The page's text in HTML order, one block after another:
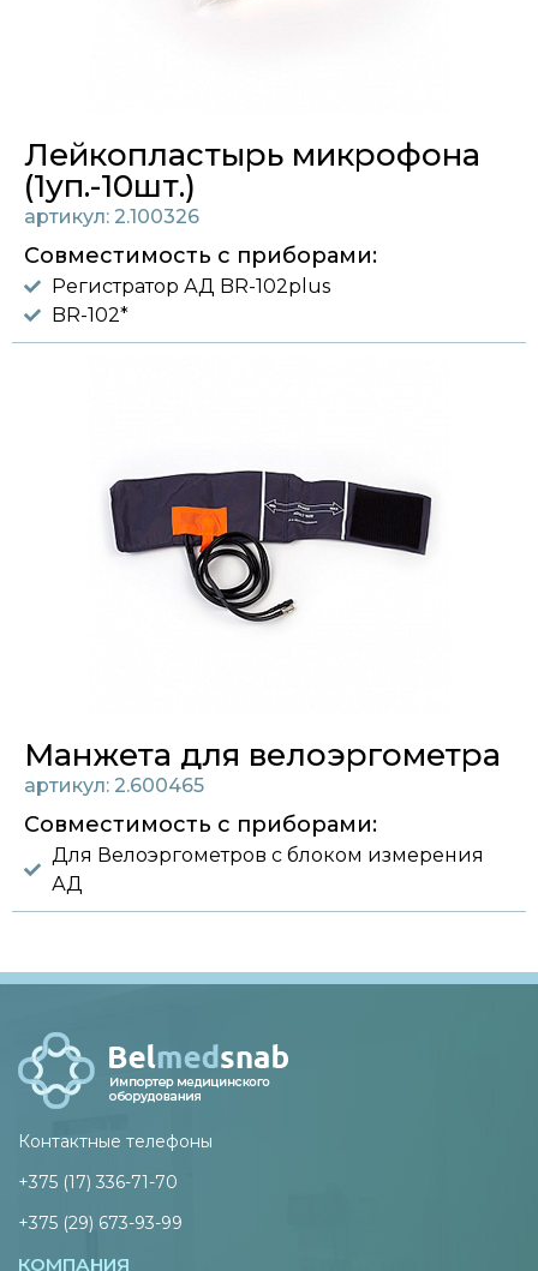
Лейкопластырь микрофона
(1уп.-10шт.)
артикул: 2.100326
Совместимость с приборами:
Регистратор АД BR-102plus
BR-102*
Манжета для велоэргометра
артикул: 2.600465
Совместимость с приборами:
Для Велоэргометров с блоком измерения
АД
Контактные телефоны
+375 (17) 336-71-70
+375 (29) 673-93-99
КОМПАНИЯ